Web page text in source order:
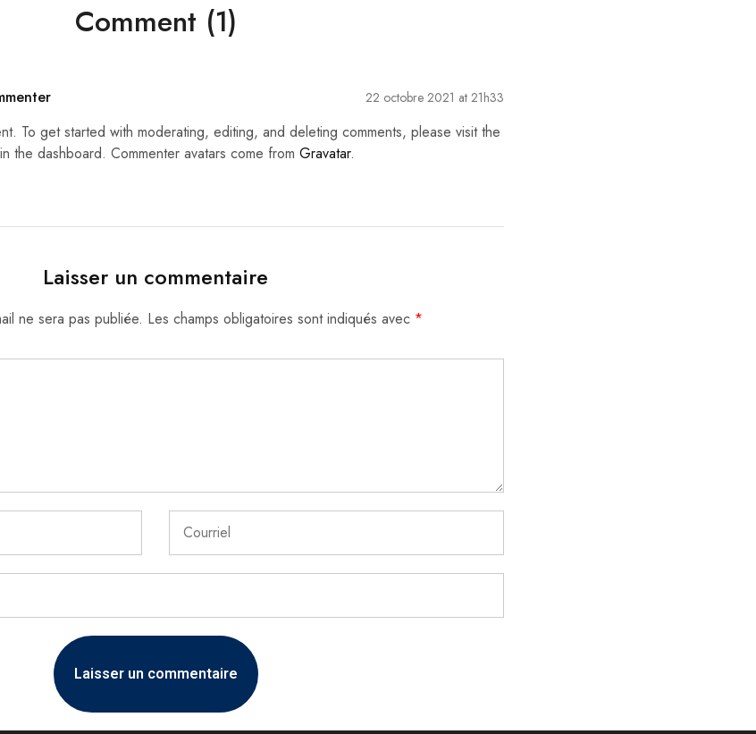
Comment (1)
22 octobre 2021 at 21h33
To get started with moderating, editing, and deleting comments, please visit the
the dashboard. Commenter avatars come from Gravatar.
Laisser un commentaire
ne sera pas publiée. Les champs obligatoires sont indiqués avec *